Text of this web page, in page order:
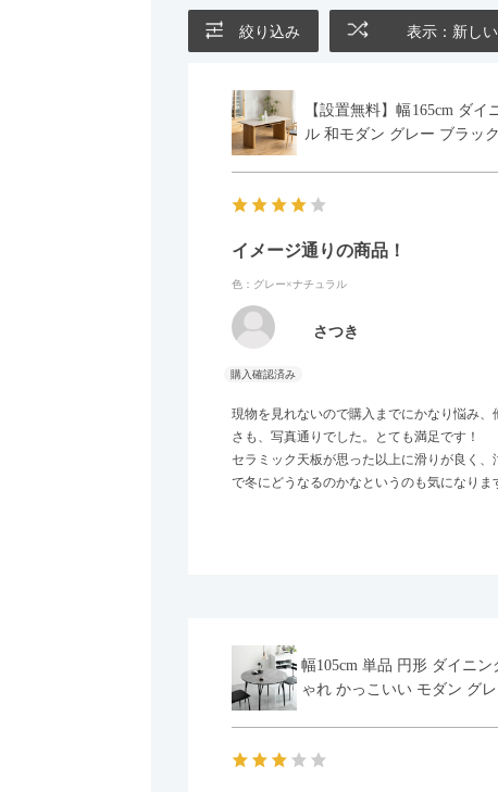
絞り込み 表示：新し
【設置無料】幅165cm ダ
ル 和モダン グレー ブラック
イメージ通りの商品！
色：グレー×ナチュラル
さつき
現物を見れないので購入までにかなり悩み
さも、写真通りでした。とても満足です！
セラミック天板が思った以上に滑りが良く
で冬にどうなるのかなというのも気になりま
幅105cm 単品 円形 ダイニ
ゃれ かっこいい モダン グ